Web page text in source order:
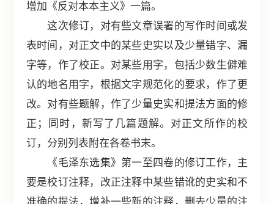
增加《反对本本主义》一篇。
这次修订，对有些文章误署的写作时间或发
表时间，对正文中的某些史实以及少量错字、漏
字等，作了校正。对某些用字，包括少数生僻难
认的地名用字，根据文字规范化的要求，作了更
改。对有些题解，作了少量史实和提法方面的修
正；同时，新写了几篇题解。对正文所作的校
订，分别列表附在各卷书末。
《毛泽东选集》第一至四卷的修订工作，主
要是校订注释，改正注释中某些错讹的史实和不